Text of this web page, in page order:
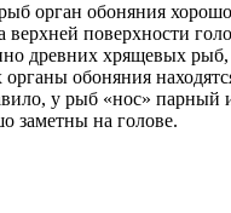
орган обоняния
верхней поверхности
древних хрящевых рыб,
обоняния
у рыб «нос» парный
заметны на голове.